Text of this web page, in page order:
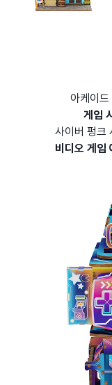
아케이
게임
사이버 펑크
비디오 게임